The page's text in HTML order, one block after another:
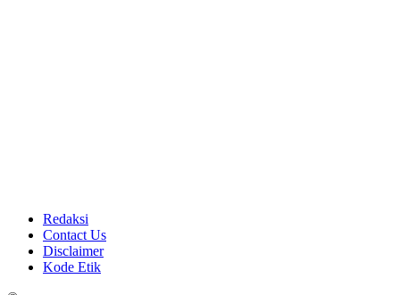
Redaksi
Contact Us
Disclaimer
Kode Etik